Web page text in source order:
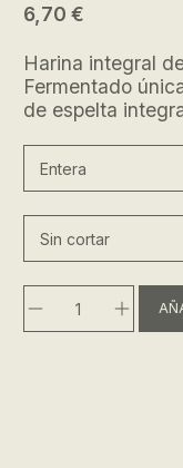
6,70 €
Harina integral
Fermentado
de espelta